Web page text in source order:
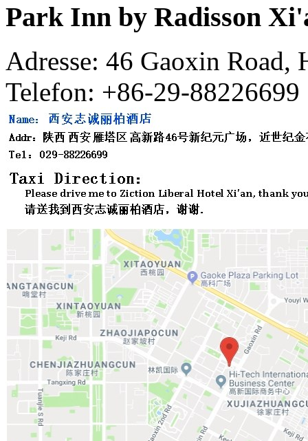
Park Inn by Radisson
Adresse: 46 Gaoxin Road,
Telefon: +86-29-88226699